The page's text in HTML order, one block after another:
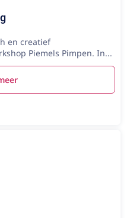
en creatief
Piemels Pimpen. In...